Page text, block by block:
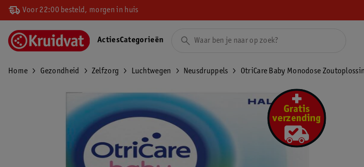
Voor 22:00 besteld, morgen in huis
ActiesCategorieën
Home Gezondheid Zelfzorg Luchtwegen Neusdruppels OtriCare Baby Monodose